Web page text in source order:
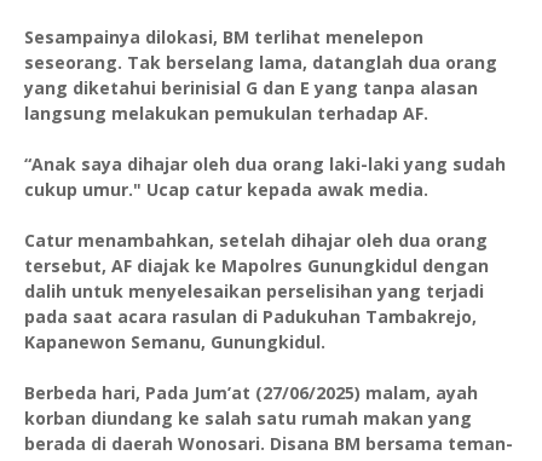
Sesampainya dilokasi, BM terlihat menelepon
seseorang. Tak berselang lama, datanglah dua orang
yang diketahui berinisial G dan E yang tanpa alasan
langsung melakukan pemukulan terhadap AF.
“Anak saya dihajar oleh dua orang laki-laki yang sudah
cukup umur." Ucap catur kepada awak media.
Catur menambahkan, setelah dihajar oleh dua orang
tersebut, AF diajak ke Mapolres Gunungkidul dengan
dalih untuk menyelesaikan perselisihan yang terjadi
pada saat acara rasulan di Padukuhan Tambakrejo,
Kapanewon Semanu, Gunungkidul.
Berbeda hari, Pada Jum’at (27/06/2025) malam, ayah
korban diundang ke salah satu rumah makan yang
berada di daerah Wonosari. Disana BM bersama teman-